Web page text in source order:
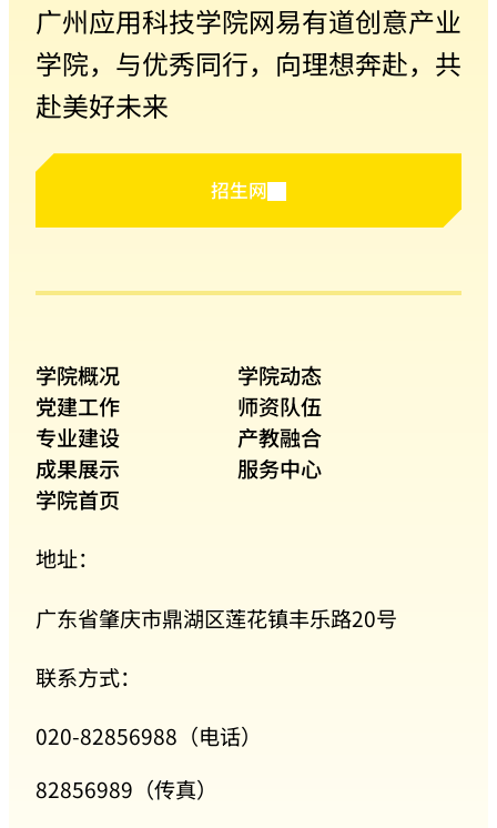
广州应用科技学院网易有道创意产业
学院，与优秀同行，向理想奔赴，共
赴美好未来
招生网
地址：
广东省肇庆市鼎湖区莲花镇丰乐路20号
联系方式：
020-82856988（电话）
82856989（传真）
学院概况
学院动态
党建工作
师资队伍
专业建设
产教融合
成果展示
服务中心
学院首页